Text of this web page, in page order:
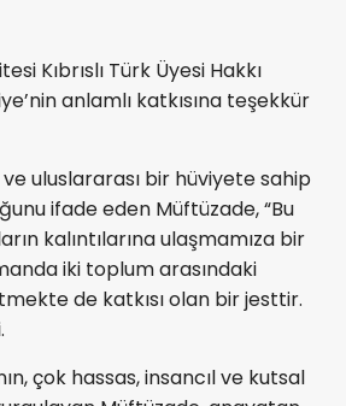
Kıbrıslı Türk Üyesi Hakkı
anlamlı katkısına teşekkür
ve uluslararası bir hüviyete sahip
ifade eden Müftüzade, “Bu
kalıntılarına ulaşmamıza bir
iki toplum arasındaki
de katkısı olan bir jesttir.
çok hassas, insancıl ve kutsal